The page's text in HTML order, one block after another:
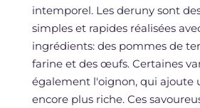
intemporel. Les deruny sont
simples et rapides réalisées
ingrédients: des pommes de
farine et des œufs. Certaines
également l'oignon, qui ajoute
encore plus riche. Ces